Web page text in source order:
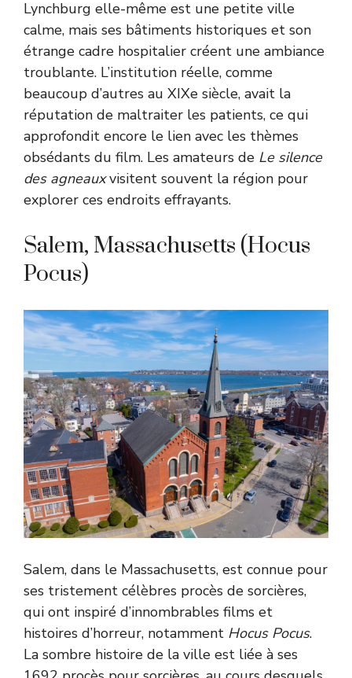
Lynchburg elle-même est une petite ville
calme, mais ses bâtiments historiques et son
étrange cadre hospitalier créent une ambiance
troublante. L’institution réelle, comme
beaucoup d’autres au XIXe siècle, avait la
réputation de maltraiter les patients, ce qui
approfondit encore le lien avec les thèmes
obsédants du film. Les amateurs de Le silence
des agneauxvisitent souvent la région pour
explorer ces endroits effrayants.
Salem, Massachusetts (Hocus
Pocus)
Salem, dans le Massachusetts, est connue pour
ses tristement célèbres procès de sorcières,
qui ont inspiré d’innombrables films et
histoires d’horreur, notamment Hocus Pocus.
La sombre histoire de la ville est liée à ses